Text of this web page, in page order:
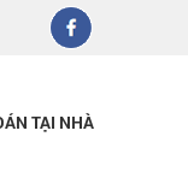
TẠI NHÀ